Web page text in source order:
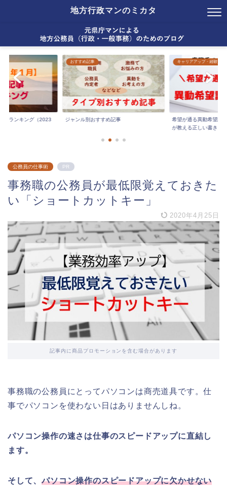
地方行政マンのミカタ
事ランキング（2023
おすすめ記事
ジャンル別おすすめ記事
キャリアアップ・経験
希望が通る異動希望調
が教える正しい書き...
公務員の仕事術 PR
事務職の公務員が最低限覚えておきた
い「ショートカットキー」
2020年4月25日
記事内に商品プロモーションを含む場合があります
事務職の公務員にとってパソコンは商売道具です。仕
事でパソコンを使わない日はありませんしね。
パソコン操作の速さは仕事のスピードアップに直結し
ます。
そして、パソコン操作のスピードアップに欠かせない